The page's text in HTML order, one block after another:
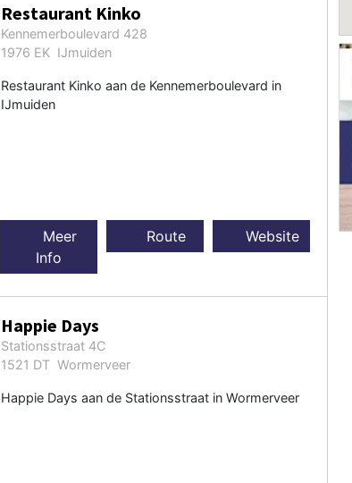
Restaurant Kinko
Kennemerboulevard 428
1976 EK IJmuiden
Restaurant Kinko aan de Kennemerboulevard in
IJmuiden
Meer
Info
Route Website
Happie Days
Stationsstraat 4C
1521 DT Wormerveer
Happie Days aan de Stationsstraat in Wormerveer